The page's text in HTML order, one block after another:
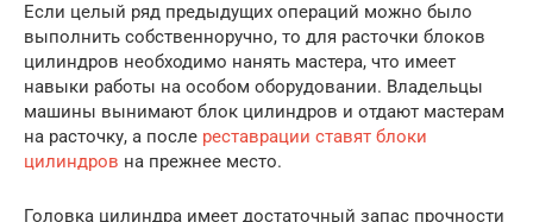
Если целый ряд предыдущих операций можно было
выполнить собственноручно, то для расточки блоков
цилиндров необходимо нанять мастера, что имеет
навыки работы на особом оборудовании. Владельцы
машины вынимают блок цилиндров и отдают мастерам
на расточку, а после реставрации ставят блоки
цилиндров на прежнее место.
Головка цилиндра имеет достаточный запас прочности